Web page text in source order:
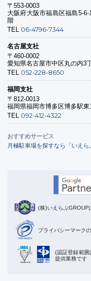
〒553-0003
大阪府大阪市福島区福島5-
階
TEL 06-4796-7344
名古屋支社
〒460-0002
愛知県名古屋市中区丸の内3
TEL 052-228-8650
福岡支社
〒812-0013
福岡県福岡市博多区博多駅
TEL 092-412-4322
おすすめサービス
月極駐車場を探すなら「いえら
(株)いえらぶGROUP
プライバシーマーク
(認証登録範囲
提供業務です